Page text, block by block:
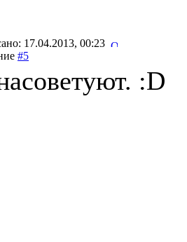
17.04.2013, 00:23
#5
:D